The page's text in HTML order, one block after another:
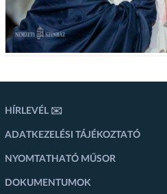
HÍRLEVÉL ✉️
ADATKEZELÉSI TÁJÉKOZTATÓ
NYOMTATHATÓ MŰSOR
DOKUMENTUMOK